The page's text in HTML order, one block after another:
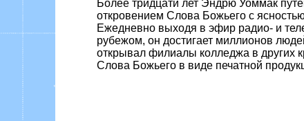
Более тридцати лет Эндрю Уоммак
откровением Слова Божьего с
Ежедневно выходя в эфир радио- и
рубежом, он достигает миллионов
открывал филиалы колледжа в других
Слова Божьего в виде печатной